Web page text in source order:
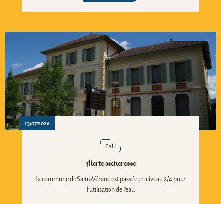
23/07/2026
EAU
Alerte sécheresse
La commune de Saint-Vérand est passée en niveau 2/4 pour
l'utilisation de l'eau